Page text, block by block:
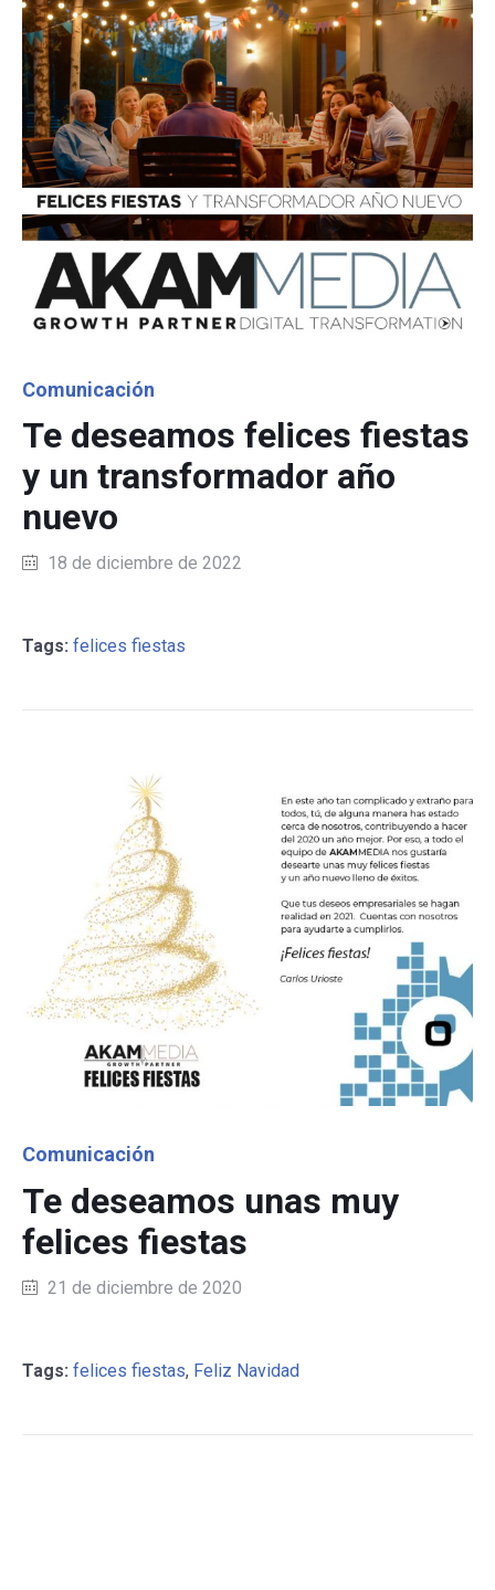
Category
Comunicación
Te deseamos felices fiestas
y un transformador año
nuevo
18 de diciembre de 2022
Tags: felices fiestas
Category
Comunicación
Te deseamos unas muy
felices fiestas
21 de diciembre de 2020
Tags: felices fiestas, Feliz Navidad